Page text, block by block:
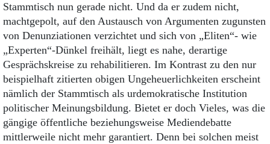
Stammtisch nun gerade nicht. Und da er zudem nicht,
machtgepolt, auf den Austausch von Argumenten zugunsten
von Denunziationen verzichtet und sich von „Eliten“- wie
„Experten“-Dünkel freihält, liegt es nahe, derartige
Gesprächskreise zu rehabilitieren. Im Kontrast zu den nur
beispielhaft zitierten obigen Ungeheuerlichkeiten erscheint
nämlich der Stammtisch als urdemokratische Institution
politischer Meinungsbildung. Bietet er doch Vieles, was die
gängige öffentliche beziehungsweise Mediendebatte
mittlerweile nicht mehr garantiert. Denn bei solchen meist